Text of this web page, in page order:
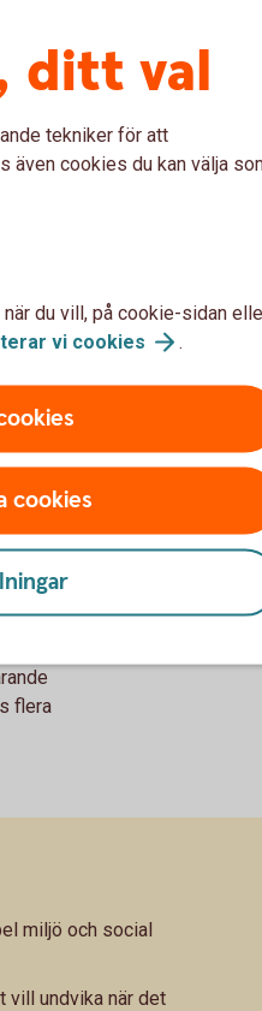
SFDR –
SFDR (Sustainable Finance
att fondbolagen ska lämna
det ska bli lättare för dig att
fondbolag som tidigare
fondutbud behöver leva upp
fortsätta göra det.
SFDR
ska
det
flera
miljö och social
vill undvika när det
ditt val
tekniker för att
även cookies du kan välja
du vill, på cookie-sidan
vi cookies .
cookies